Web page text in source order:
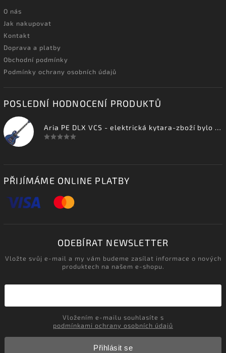
O nás
Jak nakupovat
Kontakt
Doprava a platby
Obchodní podmínky
Podmínky ochrany osobních údajů
POSLEDNÍ HODNOCENÍ PRODUKTŮ
Aria PE DLX VCS - elektrická kytara-zboží bylo vystaveno na prodejně
PŘIJÍMÁME ONLINE PLATBY
ODEBÍRAT NEWSLETTER
Vložte svůj e-mail a my vám budeme zasílat informace o nových
produktech na našem e-shopu.
podmínkami ochrany osobních údajů
Přihlásit se